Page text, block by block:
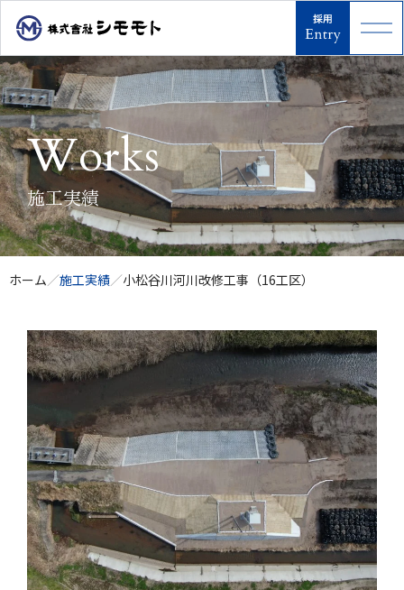
Works
施工実績
ホーム／施工実績／小松谷川河川改修工事（16工区）